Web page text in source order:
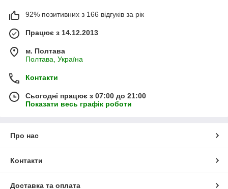
92% позитивних з 166 відгуків за рік
Працює з 14.12.2013
м. Полтава
Полтава, Україна
Контакти
Сьогодні працює з 07:00 до 21:00
Показати весь графік роботи
Про нас
Контакти
Доставка та оплата